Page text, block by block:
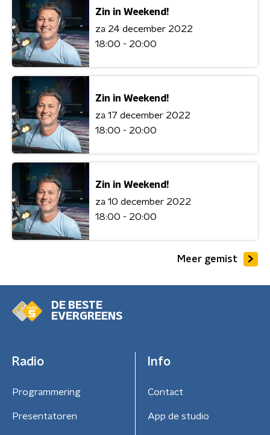
Zin in Weekend!
za 24 december 2022
18:00 - 20:00
Zin in Weekend!
za 17 december 2022
18:00 - 20:00
Zin in Weekend!
za 10 december 2022
18:00 - 20:00
Meer gemist
DE BESTE
EVERGREENS
Radio
Programmering
Presentatoren
Info
Contact
App de studio